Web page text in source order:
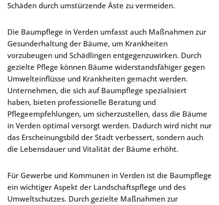
Schäden durch umstürzende Äste zu vermeiden.
Die Baumpflege in Verden umfasst auch Maßnahmen zur
Gesunderhaltung der Bäume, um Krankheiten
vorzubeugen und Schädlingen entgegenzuwirken. Durch
gezielte Pflege können Bäume widerstandsfähiger gegen
Umwelteinflüsse und Krankheiten gemacht werden.
Unternehmen, die sich auf Baumpflege spezialisiert
haben, bieten professionelle Beratung und
Pflegeempfehlungen, um sicherzustellen, dass die Bäume
in Verden optimal versorgt werden. Dadurch wird nicht nur
das Erscheinungsbild der Stadt verbessert, sondern auch
die Lebensdauer und Vitalität der Bäume erhöht.
Für Gewerbe und Kommunen in Verden ist die Baumpflege
ein wichtiger Aspekt der Landschaftspflege und des
Umweltschutzes. Durch gezielte Maßnahmen zur